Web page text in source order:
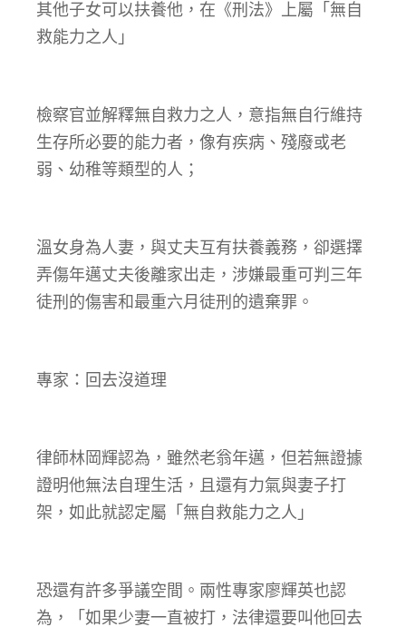
其他子女可以扶養他，在《刑法》上屬「無自
救能力之人」
檢察官並解釋無自救力之人，意指無自行維持
生存所必要的能力者，像有疾病、殘廢或老
弱、幼稚等類型的人；
溫女身為人妻，與丈夫互有扶養義務，卻選擇
弄傷年邁丈夫後離家出走，涉嫌最重可判三年
徒刑的傷害和最重六月徒刑的遺棄罪。
專家：回去沒道理
律師林岡輝認為，雖然老翁年邁，但若無證據
證明他無法自理生活，且還有力氣與妻子打
架，如此就認定屬「無自救能力之人」
恐還有許多爭議空間。兩性專家廖輝英也認
為，「如果少妻一直被打，法律還要叫他回去